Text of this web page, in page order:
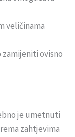
veličinama
zamijeniti ovisno
je umetnuti
zahtjevima